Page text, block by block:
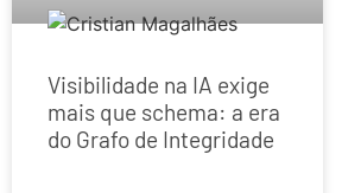
Visibilidade na IA exige
mais que schema: a era
do Grafo de Integridade